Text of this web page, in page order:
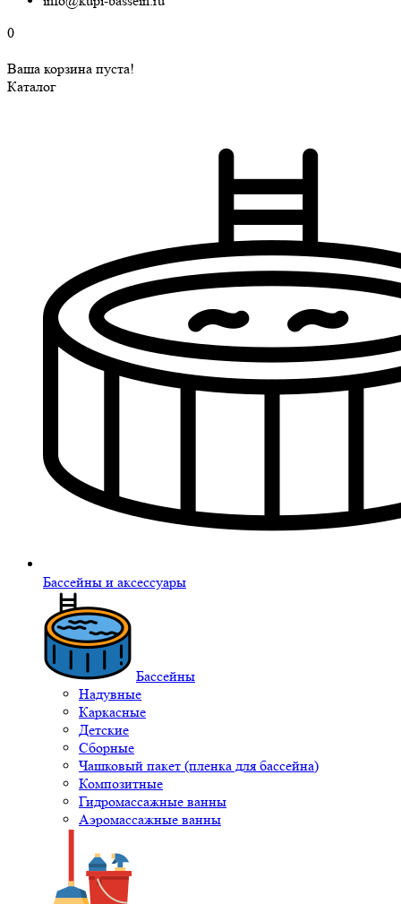
0
Ваша корзина пуста!
Каталог
Бассейны и аксессуары
Бассейны
Надувные
Каркасные
Детские
Сборные
Чашковый пакет (пленка для бассейна)
Композитные
Гидромассажные ванны
Аэромассажные ванны